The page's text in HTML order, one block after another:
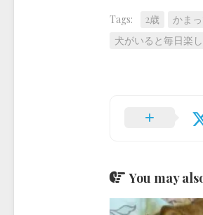
Tags: 2歳 かま
犬がいると毎日楽
You may